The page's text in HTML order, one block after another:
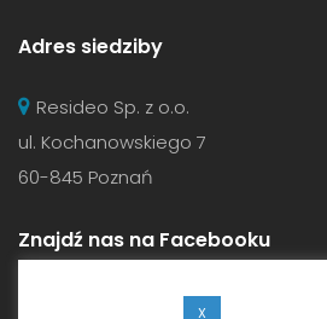
Adres siedziby
Resideo Sp. z o.o.
ul. Kochanowskiego 7
60-845 Poznań
Znajdź nas na Facebooku
X